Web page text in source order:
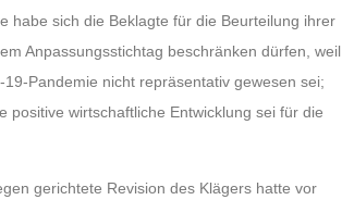
habe sich die Beklagte für die Beurteilung ihrer
Anpassungsstichtag beschränken dürfen, weil
Pandemie nicht repräsentativ gewesen sei;
positive wirtschaftliche Entwicklung sei für die
gerichtete Revision des Klägers hatte vor